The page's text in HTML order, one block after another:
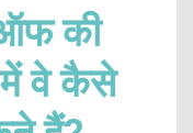
की
में वे कैसे